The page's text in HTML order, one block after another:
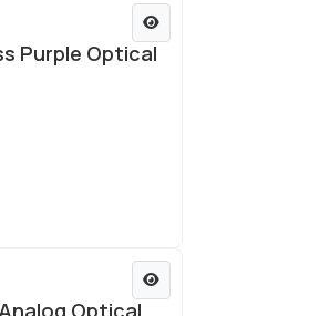
Purple Optical
Optical